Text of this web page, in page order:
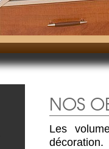
NOS
Les
décoration.